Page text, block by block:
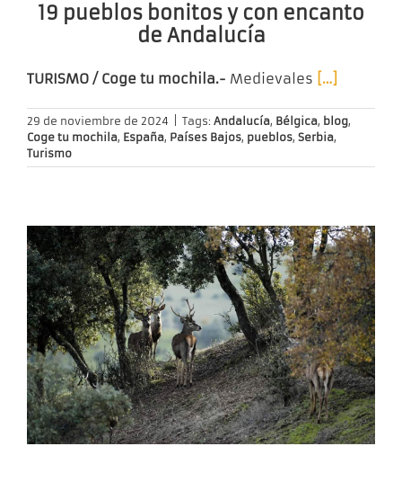
19 pueblos bonitos y con encanto
de Andalucía
TURISMO / Coge tu mochila.- Medievales […]
29 de noviembre de 2024 Tags: Andalucía, Bélgica, blog,
Coge tu mochila, España, Países Bajos, pueblos, Serbia,
Turismo